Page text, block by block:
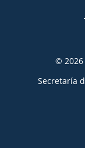
© 2026
Secretaría